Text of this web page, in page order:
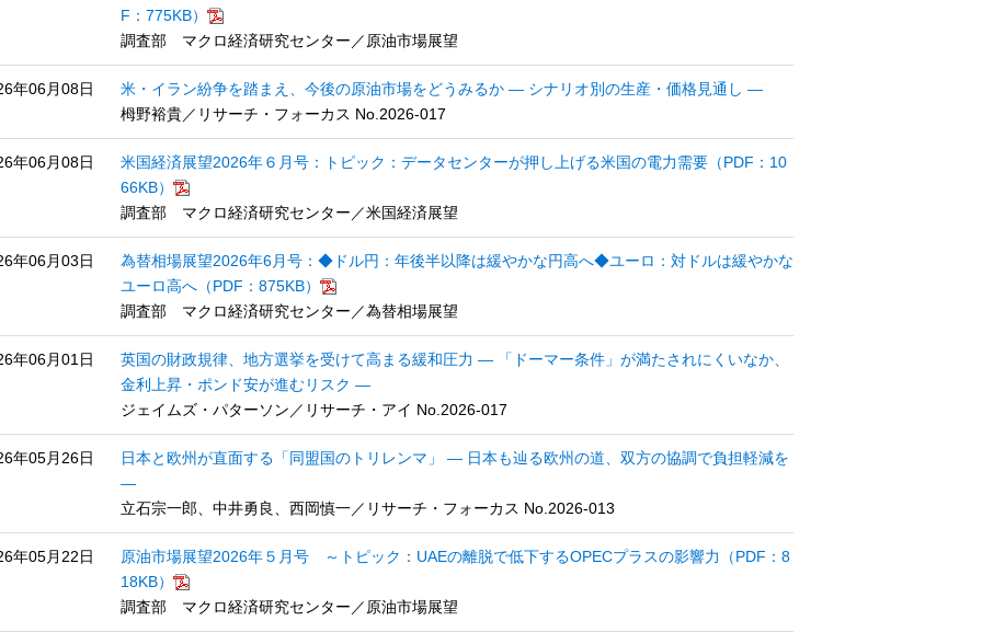
F：775KB）
調査部 マクロ経済研究センター／原油市場展望
年06月08日
米・イラン紛争を踏まえ、今後の原油市場をどうみるか ― シナリオ別の生産・価格見通し ―
栂野裕貴／リサーチ・フォーカス No.2026-017
年06月08日
米国経済展望2026年６月号：トピック：データセンターが押し上げる米国の電力需要（PDF：10
66KB）
調査部 マクロ経済研究センター／米国経済展望
年06月03日
為替相場展望2026年6月号：◆ドル円：年後半以降は緩やかな円高へ◆ユーロ：対ドルは緩やかな
ユーロ高へ（PDF：875KB）
調査部 マクロ経済研究センター／為替相場展望
年06月01日
英国の財政規律、地方選挙を受けて高まる緩和圧力 ― 「ドーマー条件」が満たされにくいなか、
金利上昇・ポンド安が進むリスク ―
ジェイムズ・パターソン／リサーチ・アイ No.2026-017
年05月26日
日本と欧州が直面する「同盟国のトリレンマ」 ― 日本も辿る欧州の道、双方の協調で負担軽減を
―
立石宗一郎、中井勇良、西岡慎一／リサーチ・フォーカス No.2026-013
年05月22日
原油市場展望2026年５月号 ～トピック：UAEの離脱で低下するOPECプラスの影響力（PDF：8
18KB）
調査部 マクロ経済研究センター／原油市場展望